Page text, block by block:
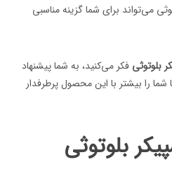
می‌تواند برای شما گزینه مناسبی
بلوتوثی فکر می‌کنید، به شما پیشنهاد
شما را بیشتر با این محصول پرطرفدار
بلوتوثی